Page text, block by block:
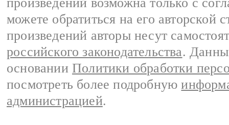
можете обратиться на его авторской
произведений авторы несут
российского законодательства.
основании Политики обработки
посмотреть более подробную
администрацией.